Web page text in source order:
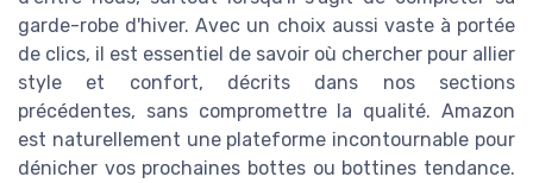
garde-robe d'hiver. Avec un choix aussi vaste à portée
de clics, il est essentiel de savoir où chercher pour allier
style et confort, décrits dans nos sections
précédentes, sans compromettre la qualité. Amazon
est naturellement une plateforme incontournable pour
dénicher vos prochaines bottes ou bottines tendance.